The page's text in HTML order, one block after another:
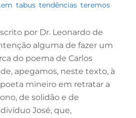
,tabus ,tendências ,teremos
por Dr. Leonardo de
alguma de fazer um
do poema de Carlos
apegamos, neste texto, à
mineiro em retratar a
de solidão e de
José, que,